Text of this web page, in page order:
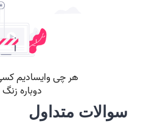
سوالات متداول